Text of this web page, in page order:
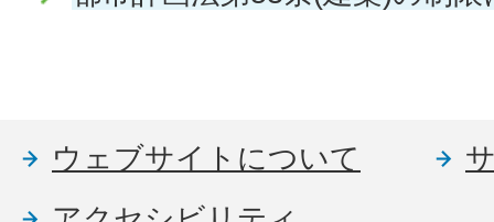
ウェブサイトについて